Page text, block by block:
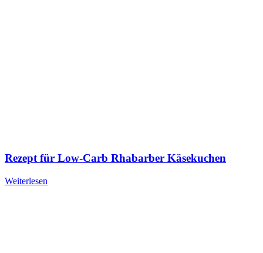
Rezept für Low-Carb Rhabarber Käsekuchen
Weiterlesen